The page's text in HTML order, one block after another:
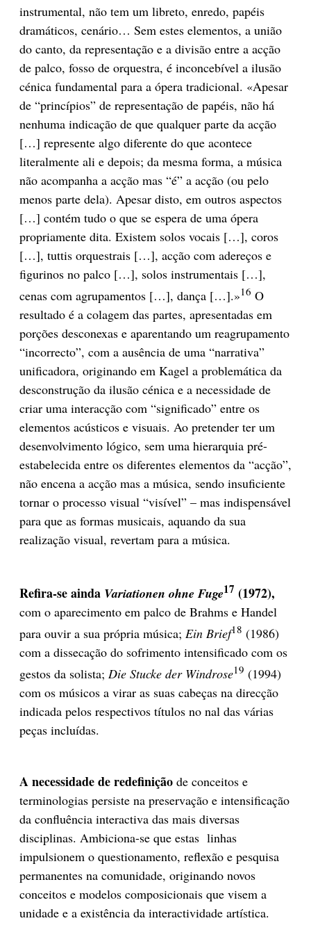
instrumental, não tem um libreto, enredo, papéis
dramáticos, cenário… Sem estes elementos, a união
do canto, da representação e a divisão entre a acção
de palco, fosso de orquestra, é inconcebível a ilusão
cénica fundamental para a ópera tradicional. «Apesar
de “princípios” de representação de papéis, não há
nenhuma indicação de que qualquer parte da acção
[…] represente algo diferente do que acontece
literalmente ali e depois; da mesma forma, a música
não acompanha a acção mas “é” a acção (ou pelo
menos parte dela). Apesar disto, em outros aspectos
[…] contém tudo o que se espera de uma ópera
propriamente dita. Existem solos vocais […], coros
[…], tuttis orquestrais […], acção com adereços e
figurinos no palco […], solos instrumentais […],
cenas com agrupamentos […], dança […].»16 O
resultado é a colagem das partes, apresentadas em
porções desconexas e aparentando um reagrupamento
“incorrecto”, com a ausência de uma “narrativa”
unificadora, originando em Kagel a problemática da
desconstrução da ilusão cénica e a necessidade de
criar uma interacção com “significado” entre os
elementos acústicos e visuais. Ao pretender ter um
desenvolvimento lógico, sem uma hierarquia pré-
estabelecida entre os diferentes elementos da “acção”,
não encena a acção mas a música, sendo insuficiente
tornar o processo visual “visível” – mas indispensável
para que as formas musicais, aquando da sua
realização visual, revertam para a música.
Refira-se ainda Variationen ohne Fuge17 (1972),
com o aparecimento em palco de Brahms e Handel
para ouvir a sua própria música; Ein Brief18 (1986)
com a dissecação do sofrimento intensificado com os
gestos da solista; Die Stucke der Windrose19 (1994)
com os músicos a virar as suas cabeças na direcção
indicada pelos respectivos títulos no nal das várias
peças incluídas.
A necessidade de redefinição de conceitos e
terminologias persiste na preservação e intensificação
da confluência interactiva das mais diversas
disciplinas. Ambiciona-se que estas linhas
impulsionem o questionamento, reflexão e pesquisa
permanentes na comunidade, originando novos
conceitos e modelos composicionais que visem a
unidade e a existência da interactividade artística.